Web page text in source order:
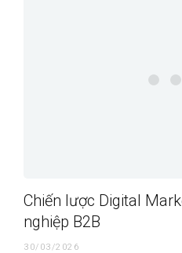
Chiến lược Digital
nghiệp B2B
30/03/2026